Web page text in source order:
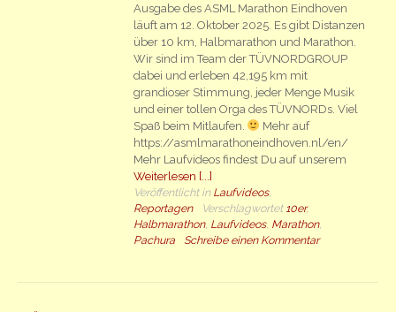
Ausgabe des ASML Marathon Eindhoven
läuft am 12. Oktober 2025. Es gibt Distanzen
über 10 km, Halbmarathon und Marathon.
Wir sind im Team der TÜVNORDGROUP
dabei und erleben 42,195 km mit
grandioser Stimmung, jeder Menge Musik
und einer tollen Orga des TÜVNORDs. Viel
Spaß beim Mitlaufen.
Mehr auf
https://asmlmarathoneindhoven.nl/en/
Mehr Laufvideos findest Du auf unserem
Weiterlesen [...]
Veröffentlicht in Laufvideos,
Reportagen
Verschlagwortet 10er,
Halbmarathon, Laufvideos, Marathon,
Pachura
Schreibe einen Kommentar